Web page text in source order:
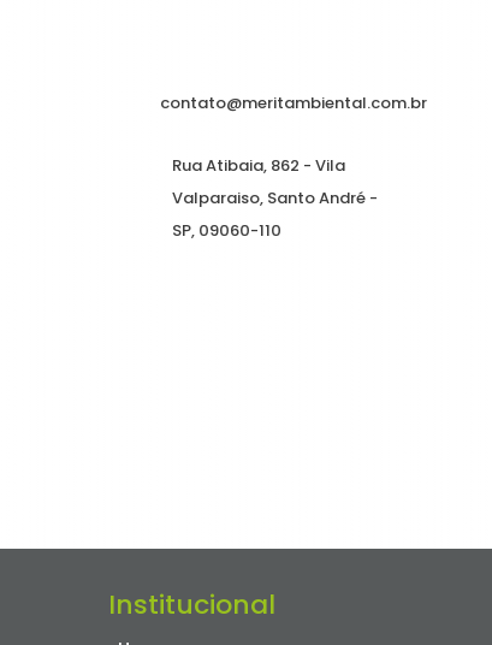
contato@meritambiental.com.br
Rua Atibaia, 862 - Vila
Valparaiso, Santo André -
SP, 09060-110
Institucional